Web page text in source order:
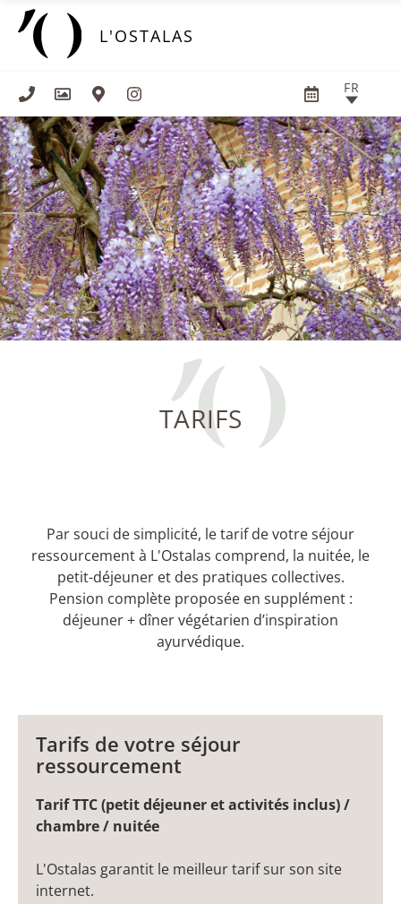
L'OSTALAS
FR
TARIFS
Par souci de simplicité, letarif de votre séjour
ressourcement à L'Ostalas comprend, la nuitée, le
petit-déjeuner et des pratiques collectives.
Pension complète proposée en supplément :
déjeuner + dîner végétarien d’inspiration
ayurvédique.
Tarifs de votre séjour
ressourcement
Tarif TTC (petit déjeuner et activités inclus) /
chambre / nuitée
L'Ostalas garantit le meilleur tarif sur son site
internet.
Panneau de gestion des cookies